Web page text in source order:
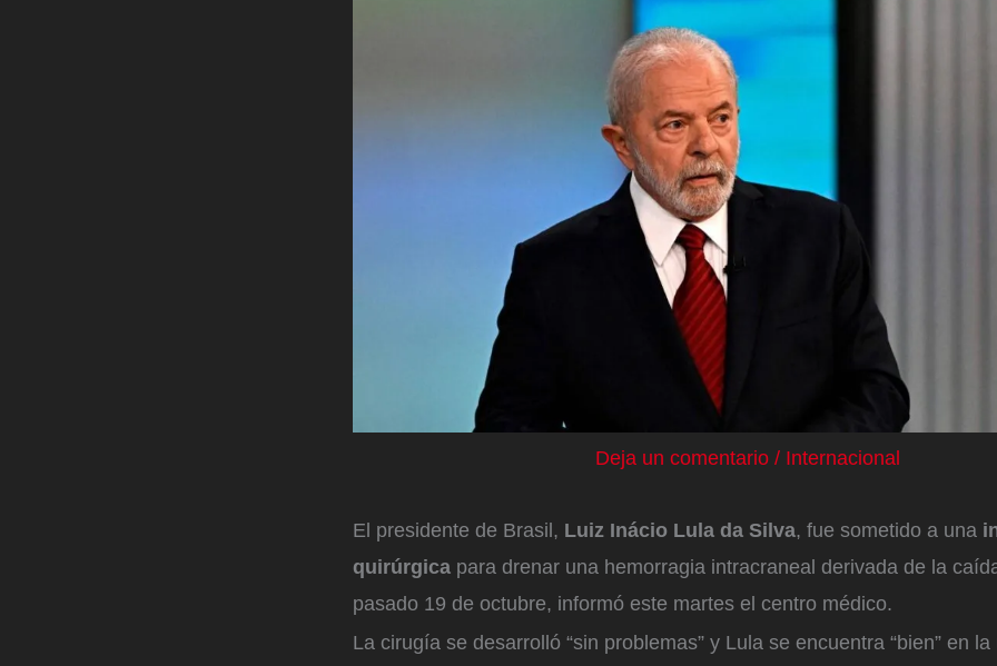
Deja un comentario / Internacional
El presidente de Brasil, Luiz Inácio Lula da Silva, fue sometido a una
quirúrgica para drenar una hemorragia intracraneal derivada de la
pasado 19 de octubre, informó este martes el centro médico.
La cirugía se desarrolló “sin problemas” y Lula se encuentra “bien” en la